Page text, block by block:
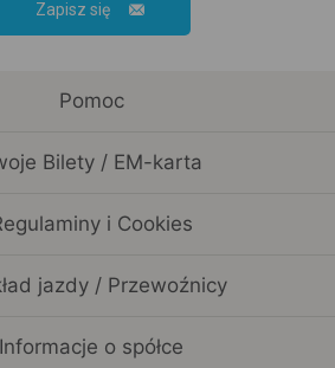
Zapisz się
Pomoc
Bilety / EM-karta
i Cookies
jazdy / Przewoźnicy
Informacje o spółce